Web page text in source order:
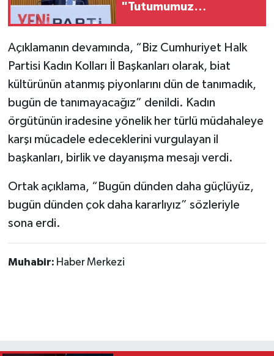
"Tutumumuz
Açıklamanın devamında, “Biz Cumhuriyet Halk
Partisi Kadın Kolları İl Başkanları olarak, biat
kültürünün atanmış piyonlarını dün de tanımadık,
bugün de tanımayacağız” denildi. Kadın
örgütünün iradesine yönelik her türlü müdahaleye
karşı mücadele edeceklerini vurgulayan il
başkanları, birlik ve dayanışma mesajı verdi.
Ortak açıklama, “Bugün dünden daha güçlüyüz,
bugün dünden çok daha kararlıyız” sözleriyle
sona erdi.
Muhabir: Haber Merkezi